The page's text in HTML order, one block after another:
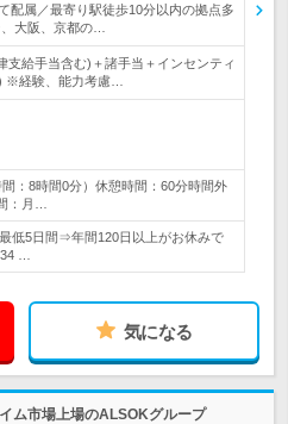
配属／最寄り駅徒歩10分以内の拠点多
大阪、京都の…
支給手当含む)＋諸手当＋インセンティ
※経験、能力考慮…
：8時間0分）休憩時間：60分時間外
：月…
低5日間⇒年間120日以上がお休みで
…
気になる
ム市場上場のALSOKグループ